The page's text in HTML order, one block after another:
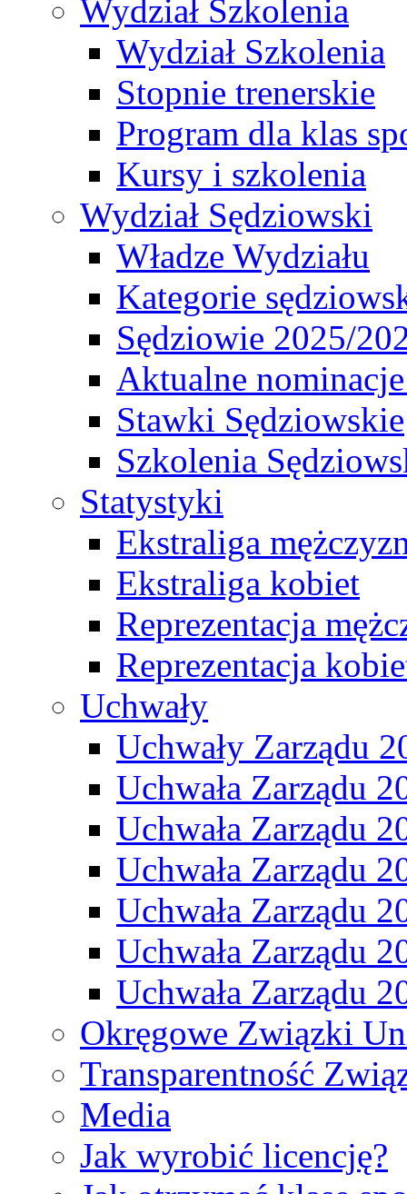
Wydział Szkolenia
Wydział Szkolenia
Stopnie trenerskie
Program dla klas
Kursy i szkolenia
Wydział Sędziowski
Władze Wydziału
Kategorie
Sędziowie 2025/
Aktualne
Stawki Sędziowskie
Szkolenia
Statystyki
Ekstraliga
Ekstraliga kobiet
Reprezentacja
Reprezentacja
Uchwały
Uchwały Zarządu
Uchwała Zarządu
Uchwała Zarządu
Uchwała Zarządu
Uchwała Zarządu
Uchwała Zarządu
Uchwała Zarządu
Okręgowe Związki
Transparentność
Media
Jak wyrobić licencję?